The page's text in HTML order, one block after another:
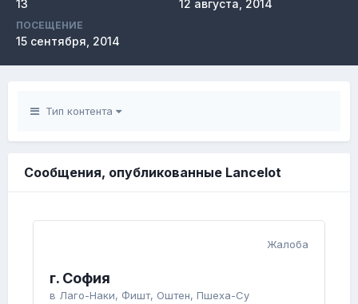
13 12 августа, 2014
ПОСЕЩЕНИЕ
15 сентября, 2014
Тип контента
Сообщения, опубликованные Lancelot
Жалоба
г. София
в Лаго-Наки, Фишт, Оштен, Пшеха-Су